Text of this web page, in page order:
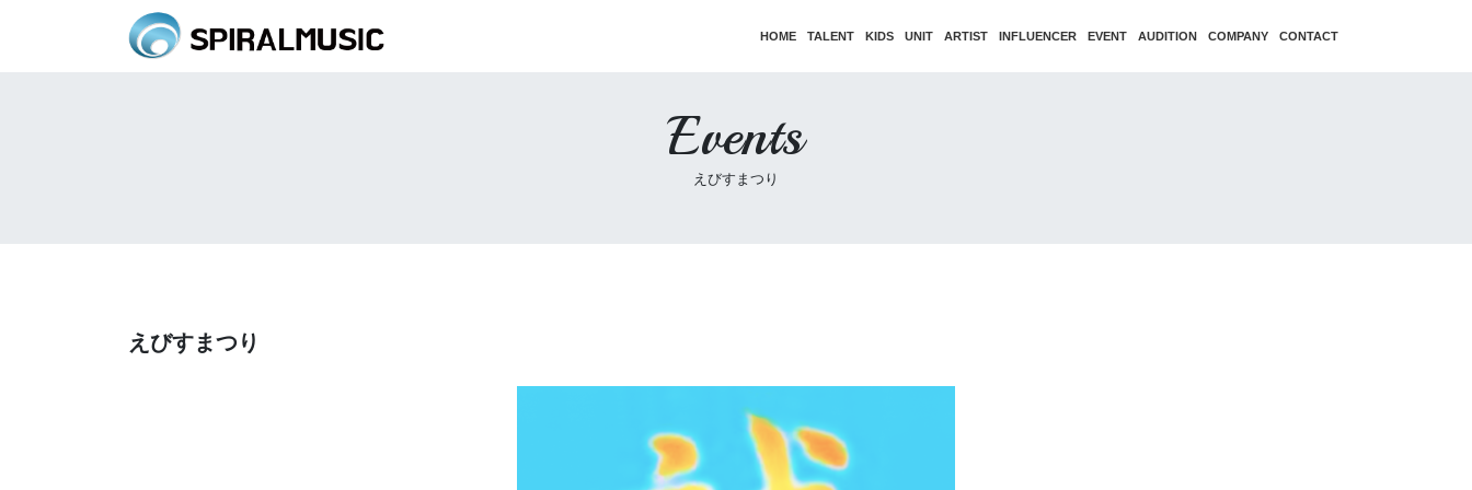
HOME TALENT KIDS UNIT ARTIST INFLUENCER EVENT AUDITION COMPANY CONTACT
Events
えびすまつり
えびすまつり